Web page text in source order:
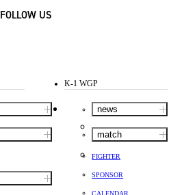
FOLLOW US
K-1 WGP
news
match
FIGHTER
SPONSOR
CALENDAR